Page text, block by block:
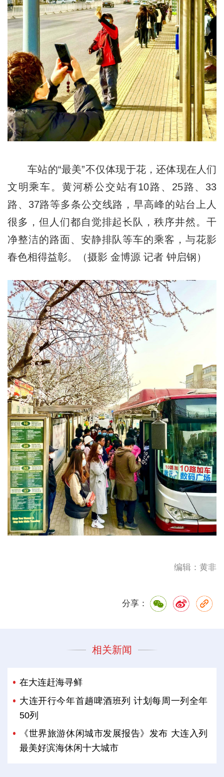
车站的“最美”不仅体现于花，还体现在人们
文明乘车。黄河桥公交站有10路、25路、33
路、37路等多条公交线路，早高峰的站台上人
很多，但人们都自觉排起长队，秩序井然。干
净整洁的路面、安静排队等车的乘客，与花影
春色相得益彰。（摄影 金博源 记者 钟启钢）
编辑：黄非
分享：
相关新闻
在大连赶海寻鲜
大连开行今年首趟啤酒班列 计划每周一列全年
50列
《世界旅游休闲城市发展报告》发布 大连入列
最美好滨海休闲十大城市